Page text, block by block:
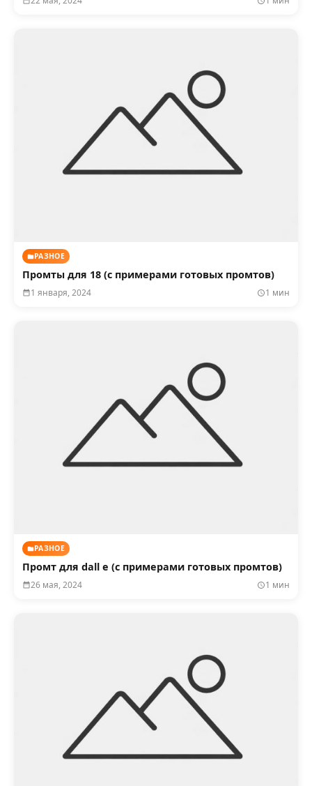
РАЗНОЕ
Промты для 18 (с примерами готовых промтов)
1 января, 2024 1 мин
РАЗНОЕ
Промт для dall e (с примерами готовых промтов)
26 мая, 2024 1 мин